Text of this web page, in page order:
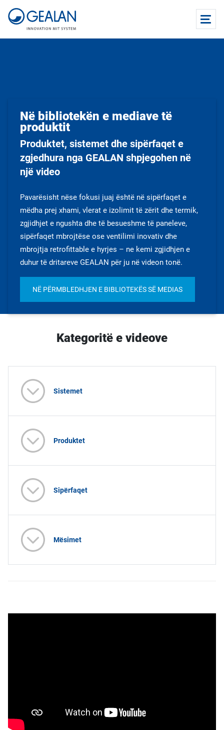
Në bibliotekën e mediave të
produktit
Produktet, sistemet dhe sipërfaqet e
zgjedhura nga GEALAN shpjegohen në
një video
Pavarësisht nëse fokusi juaj është në sipërfaqet e
mëdha prej xhami, vlerat e izolimit të zërit dhe termik,
zgjidhjet e ngushta dhe të besueshme të paneleve,
sipërfaqet mbrojtëse ose ventilimi inovativ dhe
mbrojtja retrofittable e hyrjes – ne kemi zgjidhjen e
duhur të dritareve GEALAN për ju në videon tonë.
NË PËRMBLEDHJEN E BIBLIOTEKËS SË MEDIAS
Kategoritë e videove
Sistemet
Produktet
Sipërfaqet
Mësimet